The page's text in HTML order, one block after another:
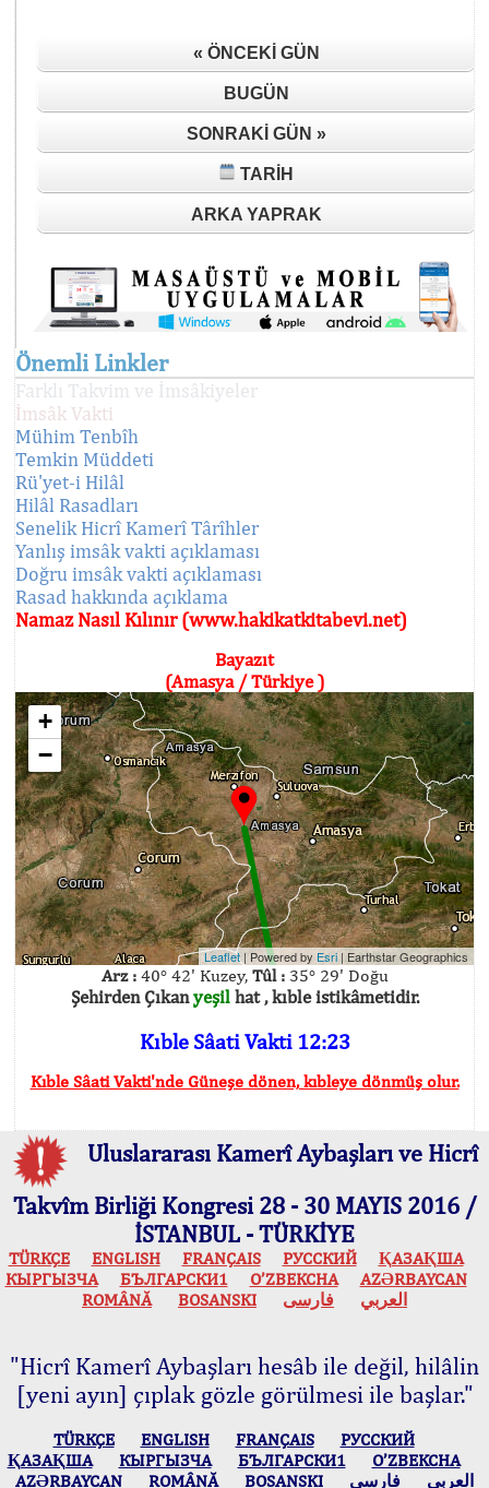
« ÖNCEKI GÜN
BUGÜN
SONRAKI GÜN »
TARIH
ARKA YAPRAK
Önemli Linkler
Farklı Takvim ve İmsâkiyeler
İmsâk Vakti
Mühim Tenbîh
Temkin Müddeti
Rü'yet-i Hilâl
Hilâl Rasadları
Senelik Hicrî Kamerî Târîhler
Yanlış imsâk vakti açıklaması
Doğru imsâk vakti açıklaması
Rasad hakkında açıklama
Namaz Nasıl Kılınır (www.hakikatkitabevi.net)
Bayazıt
(Amasya / Türkiye )
+
−
Leaflet | Powered by Esri | Earthstar Geographics
Arz :40° 42' Kuzey, Tûl :35° 29' Doğu
Şehirden Çıkanyeşilhat , kıble istikâmetidir.
Kıble Sâati Vakti 12:23
Kıble Sâati Vakti'nde Güneşe dönen, kıbleye dönmüş olur.
Uluslararası Kamerî Aybaşları ve Hicrî
Takvîm Birliği Kongresi 28 - 30 MAYIS 2016 /
İSTANBUL - TÜRKİYE
TÜRKÇE ENGLISH FRANÇAIS РУССКИЙ
ҚАЗАҚША
КЫPГЫЗЧA
БЪЛГАРСКИ1 O’ZBEKCHA
AZӘRBAYCAN
ROMÂNĂ
BOSANSKI العربي فارسی
"Hicrî Kamerî Aybaşları hesâb ile değil, hilâlin
[yeni ayın] çıplak gözle görülmesi ile başlar."
TÜRKÇE ENGLISH FRANÇAIS
РУССКИЙ
ҚАЗАҚША
КЫPГЫЗЧA БЪЛГАРСКИ1
O’ZBEKCHA
AZӘRBAYCAN
ROMÂNĂ BOSANSKI العربي فارسی